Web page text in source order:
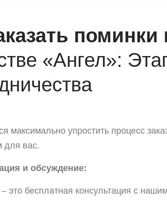
поминки
«Ангел»:
максимально упростить процесс
для вас.
и обсуждение:
это бесплатная консультация с